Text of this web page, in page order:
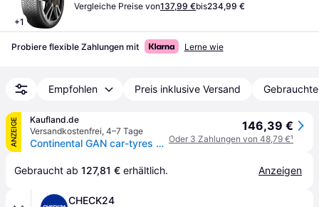
+1
Vergleiche Preise von137,99 €bis234,99 €
Probiere flexible Zahlungen mit Lerne wie
Empfohlen Preis inklusive Versand
ANZEIGE
Kaufland.de
Versandkostenfrei, 4–7 Tage
Continental GAN car-tyres AllSeasonContact™ 2 ( 235/55 R17 103V XL EVc )
146,39 €
Oder 3 Zahlungen von 48,79 €¹
Gebraucht ab 127,81 € erhältlich. Anzeigen
CHECK24